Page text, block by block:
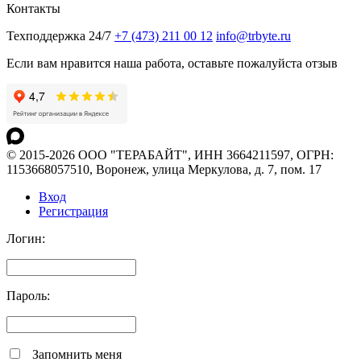
Контакты
Техподдержка 24/7 +7 (473) 211 00 12 info@trbyte.ru
Если вам нравится наша работа, оставьте пожалуйста отзыв
© 2015-2026 ООО "ТЕРАБАЙТ", ИНН 3664211597, ОГРН:
1153668057510, Воронеж, улица Меркулова, д. 7, пом. 17
Вход
Регистрация
Логин:
Пароль:
Запомнить меня